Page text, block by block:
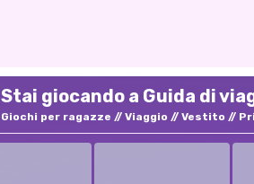
Stai giocando a Guida di
Giochi per ragazze Viaggio Vestito